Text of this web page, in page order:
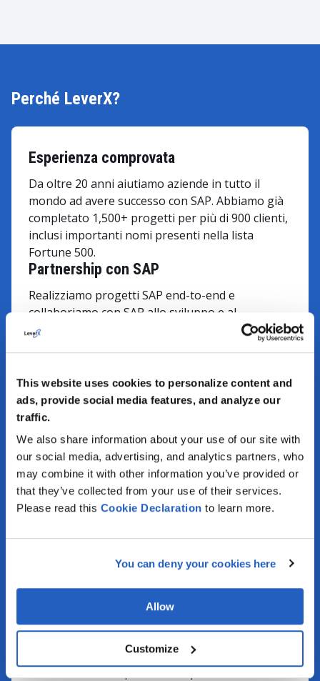
This website uses cookies to personalize content and
ads, provide social media features, and analyze our
traffic.
We also share information about your use of our site with
our social media, advertising, and analytics partners, who
may combine it with other information you’ve provided or
that they’ve collected from your use of their services.
Please read this Cookie Declaration to learn more.
You can deny your cookies here
Allow
Customize
Perché LeverX?
Esperienza comprovata
Da oltre 20 anni aiutiamo aziende in tutto il
mondo ad avere successo con SAP. Abbiamo già
completato 1,500+ progetti per più di 900 clienti,
inclusi importanti nomi presenti nella lista
Fortune 500.
Esperti di settore
Il team LeverX è composto da professionisti con
esperienza pratica in oltre 30 settori, tra cui
manifattura, logistica e oil & gas.
Partnership con SAP
Realizziamo progetti SAP end-to-end e
collaboriamo con SAP allo sviluppo e al
miglioramento delle sue soluzioni esistenti.
Qualità e sicurezza
LeverX segue standard ISO riconosciuti a livello
internazionale per la gestione della qualità, la
come Data Science, IoT, AI, Big Data, Blockchain
e altre, per aiutare i clienti ad affrontare in modo
efficiente le loro sfide aziendali.
consente di avviare rapidamente i progetti,
mantenere la trasparenza dei processi e